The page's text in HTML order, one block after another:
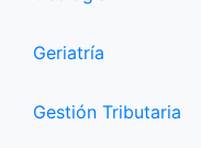
Geriatría
Gestión Tributaria